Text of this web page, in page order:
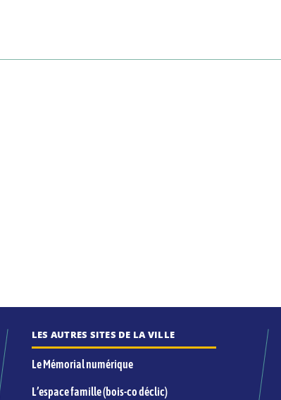
LES AUTRES SITES DE LA VILLE
Le Mémorial numérique
L’espace famille (bois-co déclic)